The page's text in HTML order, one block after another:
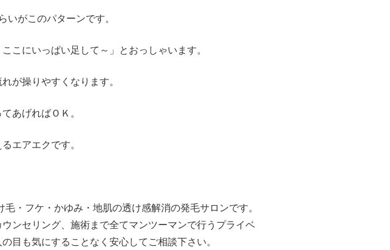
いがこのパターンです。
こにいっぱい足して～」とおっしゃいます。
が操りやすくなります。
あげればＯＫ。
エアエクです。
・フケ・かゆみ・地肌の透け感解消の発毛サロンです。
ンセリング、施術まで全てマンツーマンで行うプライベ
目も気にすることなく安心してご相談下さい。